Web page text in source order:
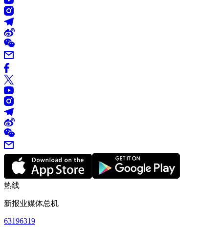
热线
新报业媒体总机
63196319